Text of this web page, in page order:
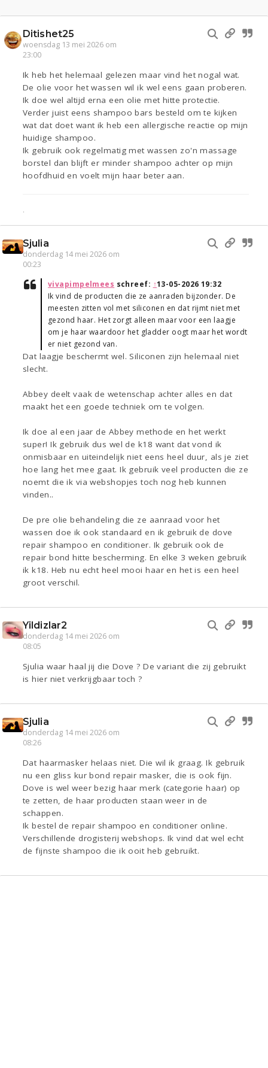
Ditishet25
woensdag 13 mei 2026 om
23:00
Ik heb het helemaal gelezen maar vind het nogal wat.
De olie voor het wassen wil ik wel eens gaan proberen.
Ik doe wel altijd erna een olie met hitte protectie.
Verder juist eens shampoo bars besteld om te kijken
wat dat doet want ik heb een allergische reactie op mijn
huidige shampoo.
Ik gebruik ook regelmatig met wassen zo'n massage
borstel dan blijft er minder shampoo achter op mijn
hoofdhuid en voelt mijn haar beter aan.
.
Sjulia
donderdag 14 mei 2026 om
00:23
vivapimpelmees schreef: ↑13-05-2026 19:32
Ik vind de producten die ze aanraden bijzonder. De
meesten zitten vol met siliconen en dat rijmt niet met
gezond haar. Het zorgt alleen maar voor een laagje
om je haar waardoor het gladder oogt maar het wordt
er niet gezond van.
Dat laagje beschermt wel. Siliconen zijn helemaal niet
slecht.
Abbey deelt vaak de wetenschap achter alles en dat
maakt het een goede techniek om te volgen.
Ik doe al een jaar de Abbey methode en het werkt
super! Ik gebruik dus wel de k18 want dat vond ik
onmisbaar en uiteindelijk niet eens heel duur, als je ziet
hoe lang het mee gaat. Ik gebruik veel producten die ze
noemt die ik via webshopjes toch nog heb kunnen
vinden..
De pre olie behandeling die ze aanraad voor het
wassen doe ik ook standaard en ik gebruik de dove
repair shampoo en conditioner. Ik gebruik ook de
repair bond hitte bescherming. En elke 3 weken gebruik
ik k18. Heb nu echt heel mooi haar en het is een heel
groot verschil.
Yildizlar2
donderdag 14 mei 2026 om
08:05
Sjulia waar haal jij die Dove ? De variant die zij gebruikt
is hier niet verkrijgbaar toch ?
Sjulia
donderdag 14 mei 2026 om
08:26
Dat haarmasker helaas niet. Die wil ik graag. Ik gebruik
nu een gliss kur bond repair masker, die is ook fijn.
Dove is wel weer bezig haar merk (categorie haar) op
te zetten, de haar producten staan weer in de
schappen.
Ik bestel de repair shampoo en conditioner online.
Verschillende drogisterij webshops. Ik vind dat wel echt
de fijnste shampoo die ik ooit heb gebruikt.